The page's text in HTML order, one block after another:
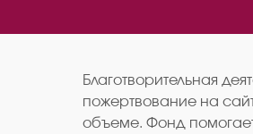
Благотворительная
пожертвование на
объеме. Фонд